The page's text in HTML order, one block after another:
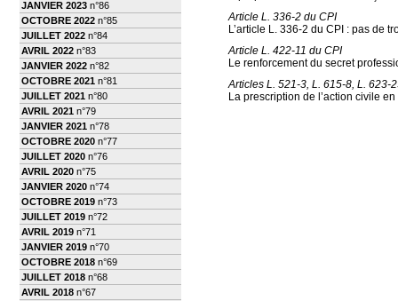
JANVIER 2023 n°86
OCTOBRE 2022 n°85
JUILLET 2022 n°84
AVRIL 2022 n°83
JANVIER 2022 n°82
OCTOBRE 2021 n°81
JUILLET 2021 n°80
AVRIL 2021 n°79
JANVIER 2021 n°78
OCTOBRE 2020 n°77
JUILLET 2020 n°76
AVRIL 2020 n°75
JANVIER 2020 n°74
OCTOBRE 2019 n°73
JUILLET 2019 n°72
AVRIL 2019 n°71
JANVIER 2019 n°70
OCTOBRE 2018 n°69
JUILLET 2018 n°68
AVRIL 2018 n°67
Article L. 336-2 du CPI
L’article L. 336-2 du CPI : pas de
Article L. 422-11 du CPI
Le renforcement du secret
Articles L. 521-3, L. 615-8, L. 623-
La prescription de l’action civile